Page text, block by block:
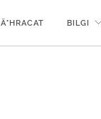
Ä°HRACAT BILGI